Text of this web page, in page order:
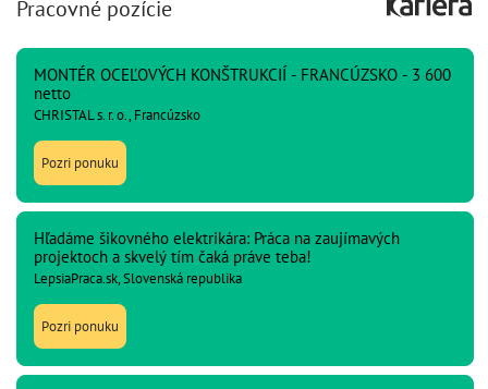
Pracovné pozície
MONTÉR OCEĽOVÝCH KONŠTRUKCIÍ - FRANCÚZSKO - 3 600
netto
CHRISTAL s. r. o., Francúzsko
Pozri ponuku
Hľadáme šikovného elektrikára: Práca na zaujímavých
projektoch a skvelý tím čaká práve teba!
LepsiaPraca.sk, Slovenská republika
Pozri ponuku